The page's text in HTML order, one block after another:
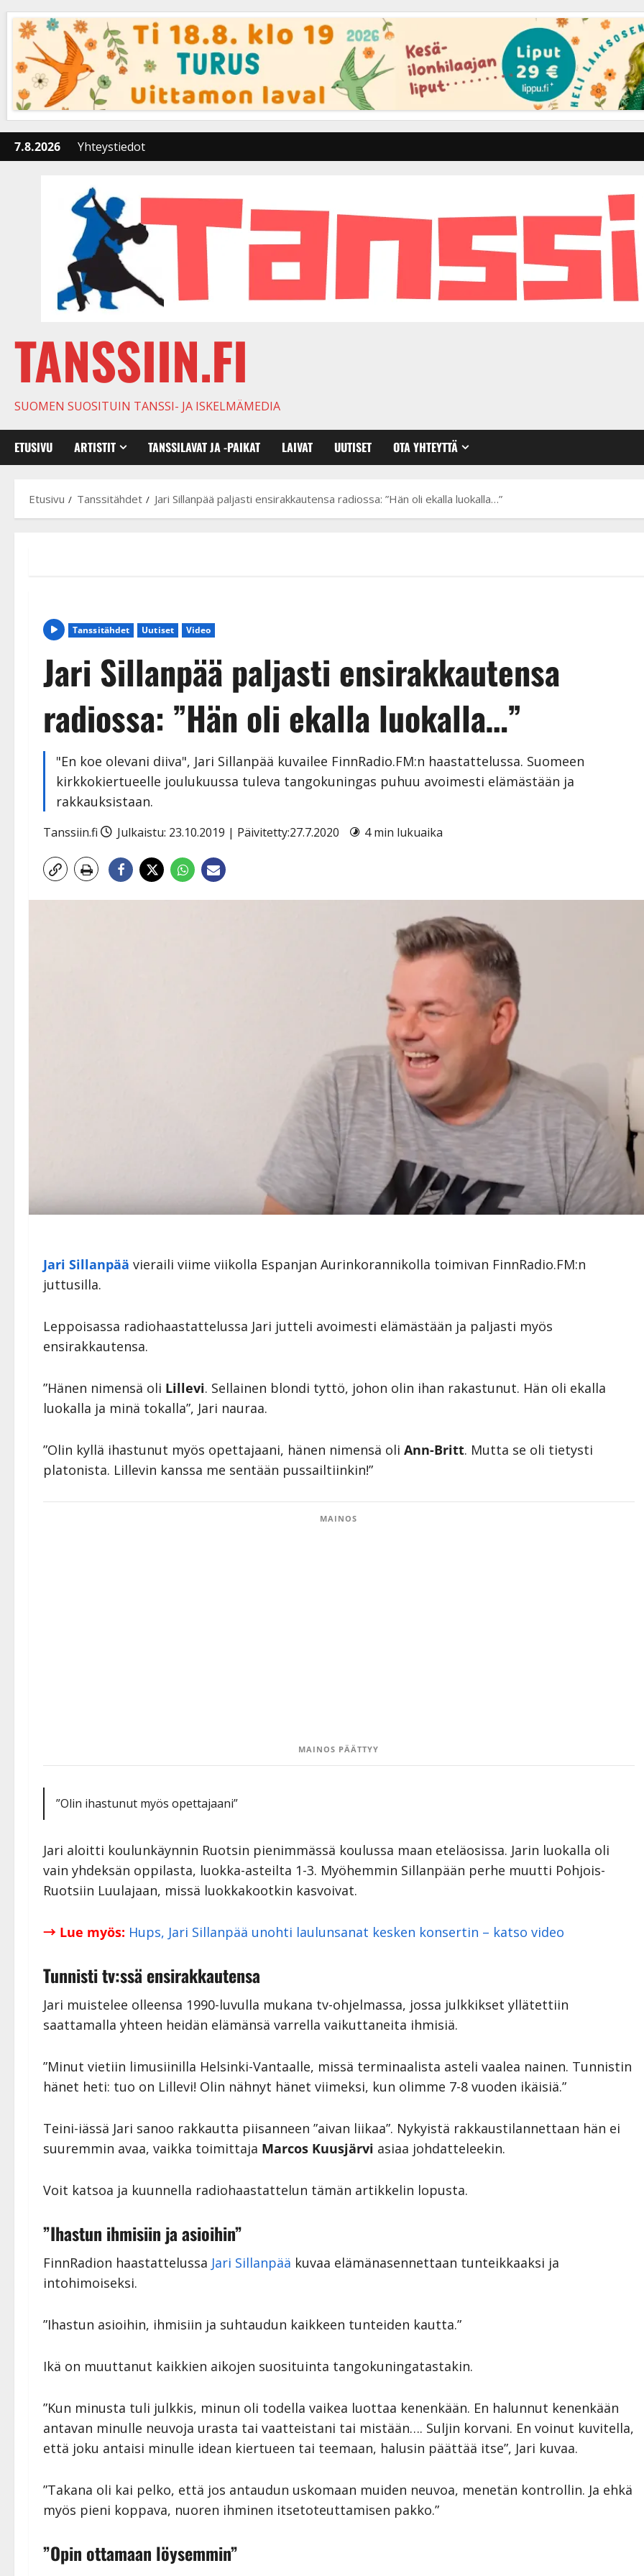
content
7.8.2026 Yhteystiedot
TANSSIIN.FI
SUOMEN SUOSITUIN TANSSI- JA ISKELMÄMEDIA
ETUSIVU ARTISTIT TANSSILAVAT JA -PAIKAT LAIVAT UUTISET OTA YHTEYTTÄ
Etusivu Tanssitähdet Jari Sillanpää paljasti ensirakkautensa radiossa: ”Hän oli ekalla luokalla…”
Tanssitähdet Uutiset Video
Jari Sillanpää paljasti ensirakkautensa
radiossa: ”Hän oli ekalla luokalla…”
"En koe olevani diiva", Jari Sillanpää kuvailee FinnRadio.FM:n haastattelussa. Suomeen
kirkkokiertueelle joulukuussa tuleva tangokuningas puhuu avoimesti elämästään ja
rakkauksistaan.
Tanssiin.fi Julkaistu: 23.10.2019 | Päivitetty:27.7.2020 4 min lukuaika
Jari Sillanpää vieraili viime viikolla Espanjan Aurinkorannikolla toimivan FinnRadio.FM:n
juttusilla.
Leppoisassa radiohaastattelussa Jari jutteli avoimesti elämästään ja paljasti myös
ensirakkautensa.
”Hänen nimensä oli Lillevi. Sellainen blondi tyttö, johon olin ihan rakastunut. Hän oli ekalla
luokalla ja minä tokalla”, Jari nauraa.
”Olin kyllä ihastunut myös opettajaani, hänen nimensä oli Ann-Britt. Mutta se oli tietysti
platonista. Lillevin kanssa me sentään pussailtiinkin!”
MAINOS
MAINOS PÄÄTTYY
”Olin ihastunut myös opettajaani”
Jari aloitti koulunkäynnin Ruotsin pienimmässä koulussa maan eteläosissa. Jarin luokalla oli
vain yhdeksän oppilasta, luokka-asteilta 1-3. Myöhemmin Sillanpään perhe muutti Pohjois-
Ruotsiin Luulajaan, missä luokkakootkin kasvoivat.
→ Lue myös: Hups, Jari Sillanpää unohti laulunsanat kesken konsertin – katso video
Tunnisti tv:ssä ensirakkautensa
Jari muistelee olleensa 1990-luvulla mukana tv-ohjelmassa, jossa julkkikset yllätettiin
saattamalla yhteen heidän elämänsä varrella vaikuttaneita ihmisiä.
”Minut vietiin limusiinilla Helsinki-Vantaalle, missä terminaalista asteli vaalea nainen. Tunnistin
hänet heti: tuo on Lillevi! Olin nähnyt hänet viimeksi, kun olimme 7-8 vuoden ikäisiä.”
Teini-iässä Jari sanoo rakkautta piisanneen ”aivan liikaa”. Nykyistä rakkaustilannettaan hän ei
suuremmin avaa, vaikka toimittaja Marcos Kuusjärvi asiaa johdatteleekin.
Voit katsoa ja kuunnella radiohaastattelun tämän artikkelin lopusta.
”Ihastun ihmisiin ja asioihin”
FinnRadion haastattelussa Jari Sillanpää kuvaa elämänasennettaan tunteikkaaksi ja
intohimoiseksi.
”Ihastun asioihin, ihmisiin ja suhtaudun kaikkeen tunteiden kautta.”
Ikä on muuttanut kaikkien aikojen suosituinta tangokuningatastakin.
”Kun minusta tuli julkkis, minun oli todella vaikea luottaa kenenkään. En halunnut kenenkään
antavan minulle neuvoja urasta tai vaatteistani tai mistään…. Suljin korvani. En voinut kuvitella,
että joku antaisi minulle idean kiertueen tai teemaan, halusin päättää itse”, Jari kuvaa.
”Takana oli kai pelko, että jos antaudun uskomaan muiden neuvoa, menetän kontrollin. Ja ehkä
myös pieni koppava, nuoren ihminen itsetoteuttamisen pakko.”
”Opin ottamaan löysemmin”